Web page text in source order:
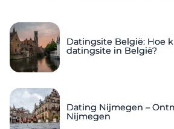
Datingsite België: Hoe
datingsite in België?
Dating Nijmegen –
Nijmegen